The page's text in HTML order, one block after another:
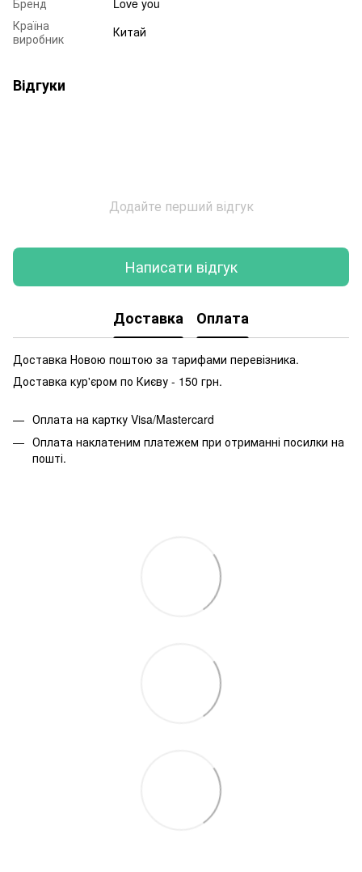
Країна
виробник
Китай
Відгуки
Додайте перший відгук
Написати відгук
Доставка Оплата
Доставка Новою поштою за тарифами перевізника.
Доставка кур'єром по Києву - 150 грн.
Оплата на картку Visa/Mastercard
Оплата наклатеним платежем при отриманні посилки на
пошті.